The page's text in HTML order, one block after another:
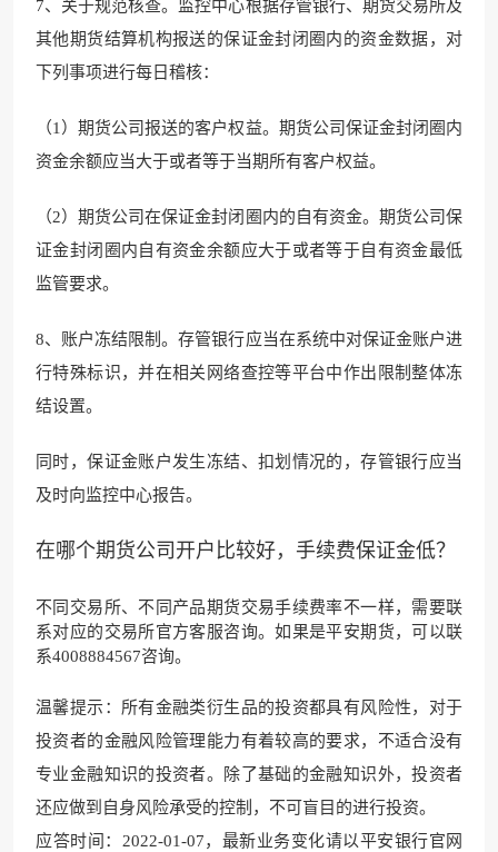
7、关于规范核查。监控中心根据存管银行、期货交易所及
其他期货结算机构报送的保证金封闭圈内的资金数据，对
下列事项进行每日稽核：
（1）期货公司报送的客户权益。期货公司保证金封闭圈内
资金余额应当大于或者等于当期所有客户权益。
（2）期货公司在保证金封闭圈内的自有资金。期货公司保
证金封闭圈内自有资金余额应大于或者等于自有资金最低
监管要求。
8、账户冻结限制。存管银行应当在系统中对保证金账户进
行特殊标识，并在相关网络查控等平台中作出限制整体冻
结设置。
同时，保证金账户发生冻结、扣划情况的，存管银行应当
及时向监控中心报告。
在哪个期货公司开户比较好，手续费保证金低？
不同交易所、不同产品期货交易手续费率不一样，需要联
系对应的交易所官方客服咨询。如果是平安期货，可以联
系4008884567咨询。
温馨提示：所有金融类衍生品的投资都具有风险性，对于
投资者的金融风险管理能力有着较高的要求，不适合没有
专业金融知识的投资者。除了基础的金融知识外，投资者
还应做到自身风险承受的控制，不可盲目的进行投资。
应答时间：2022-01-07，最新业务变化请以平安银行官网